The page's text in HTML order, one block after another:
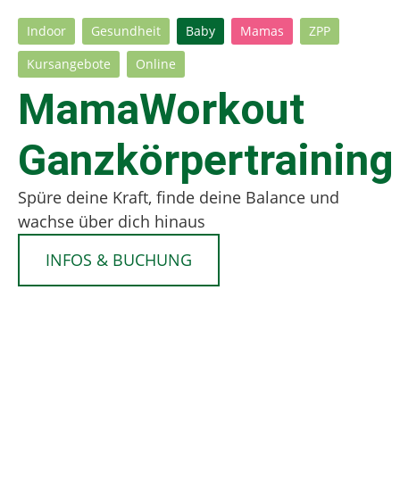
Indoor Gesundheit Baby Mamas ZPP
Kursangebote Online
MamaWorkout
Ganzkörpertraining
Spüre deine Kraft, finde deine Balance und
wachse über dich hinaus
INFOS & BUCHUNG